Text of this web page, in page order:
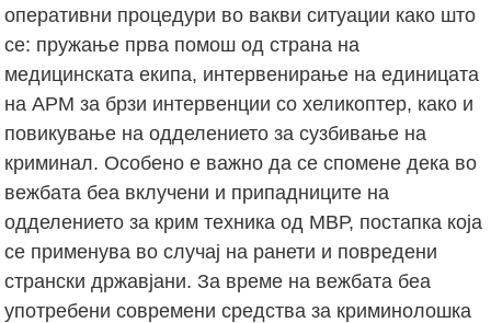
оперативни процедури во вакви ситуации како што
се: пружање прва помош од страна на
медицинската екипа, интервенирање на единицата
на АРМ за брзи интервенции со хеликоптер, како и
повикување на одделението за сузбивање на
криминал. Особено е важно да се спомене дека во
вежбата беа вклучени и припадниците на
одделението за крим техника од МВР, постапка која
се применува во случај на ранети и повредени
странски државјани. За време на вежбата беа
употребени современи средства за криминолошка